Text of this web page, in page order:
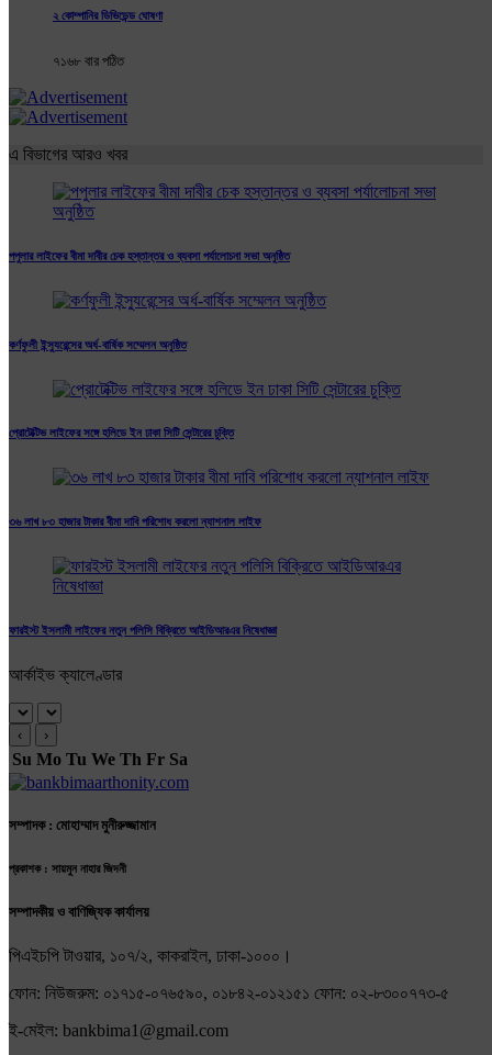
২ কোম্পানির ডিভিডেন্ড ঘোষণা
৭১৬৮ বার পঠিত
এ বিভাগের আরও খবর
পপুলার লাইফের বীমা দাবীর চেক হস্তান্তর ও ব্যবসা পর্যালোচনা সভা অনুষ্ঠিত
কর্ণফুলী ইন্স্যুরেন্সের অর্ধ-বার্ষিক সম্মেলন অনুষ্ঠিত
প্রোটেক্টিভ লাইফের সঙ্গে হলিডে ইন ঢাকা সিটি সেন্টারের চুক্তি
৩৬ লাখ ৮৩ হাজার টাকার বীমা দাবি পরিশোধ করলো ন্যাশনাল লাইফ
ফারইস্ট ইসলামী লাইফের নতুন পলিসি বিক্রিতে আইডিআরএর নিষেধাজ্ঞা
আর্কাইভ ক্যালেণ্ডার
‹ ›
Su Mo Tu We Th Fr Sa
সম্পাদক : মোহাম্মাদ মুনীরুজ্জামান
প্রকাশক : সায়মুন নাহার জিদনী
সম্পাদকীয় ও বাণিজ্যিক কার্যালয়
পিএইচপি টাওয়ার, ১০৭/২, কাকরাইল, ঢাকা-১০০০।
ফোন: নিউজরুম: ০১৭১৫-০৭৬৫৯০, ০১৮৪২-০১২১৫১ ফোন: ০২-৮৩০০৭৭৩-৫
ই-মেইল: bankbima1@gmail.com